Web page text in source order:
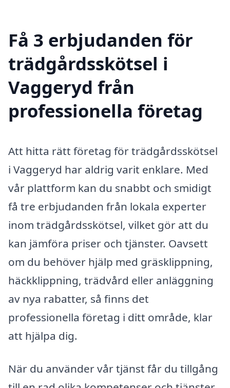
Få 3 erbjudanden för
trädgårdsskötsel i
Vaggeryd från
professionella företag
Att hitta rätt företag för trädgårdsskötsel
i Vaggeryd har aldrig varit enklare. Med
vår plattform kan du snabbt och smidigt
få tre erbjudanden från lokala experter
inom trädgårdsskötsel, vilket gör att du
kan jämföra priser och tjänster. Oavsett
om du behöver hjälp med gräsklippning,
häckklippning, trädvård eller anläggning
av nya rabatter, så finns det
professionella företag i ditt område, klar
att hjälpa dig.
När du använder vår tjänst får du tillgång